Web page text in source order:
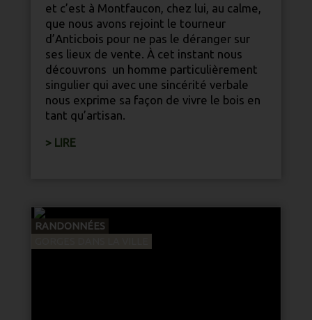
et c’est à Montfaucon, chez lui, au calme,
que nous avons rejoint le tourneur
d’Anticbois pour ne pas le déranger sur
ses lieux de vente. À cet instant nous
découvrons un homme particulièrement
singulier qui avec une sincérité verbale
nous exprime sa façon de vivre le bois en
tant qu’artisan.
> LIRE
RANDONNÉES